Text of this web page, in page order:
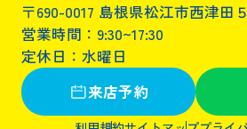
〒690-0017 島根県松江市西津田
営業時間：9:30~17:30
定休日：水曜日
来店予約